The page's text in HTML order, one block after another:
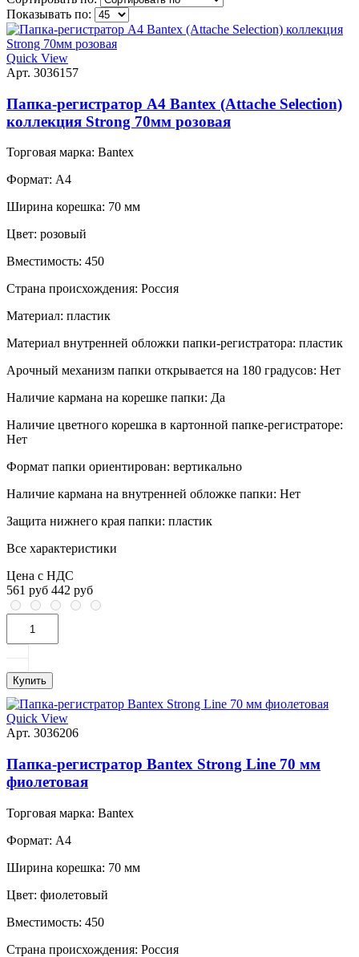
Показывать по:
Quick View
Арт. 3036157
Папка-регистратор А4 Bantex (Attache Selection)
коллекция Strong 70мм розовая
Торговая марка: Bantex
Формат: A4
Ширина корешка: 70 мм
Цвет: розовый
Вместимость: 450
Страна происхождения: Россия
Материал: пластик
Материал внутренней обложки папки-регистратора: пластик
Арочный механизм папки открывается на 180 градусов: Нет
Наличие кармана на корешке папки: Да
Наличие цветного корешка в картонной папке-регистраторе:
Нет
Формат папки ориентирован: вертикально
Наличие кармана на внутренней обложке папки: Нет
Защита нижнего края папки: пластик
Все характеристики
Цена с НДС
561 руб 442 руб
Купить
Quick View
Арт. 3036206
Папка-регистратор Bantex Strong Line 70 мм
фиолетовая
Торговая марка: Bantex
Формат: A4
Ширина корешка: 70 мм
Цвет: фиолетовый
Вместимость: 450
Страна происхождения: Россия